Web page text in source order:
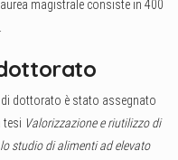
magistrale consiste in 400
di dottorato è stato assegnato
tesi Valorizzazione e riutilizzo di
studio di alimenti ad elevato